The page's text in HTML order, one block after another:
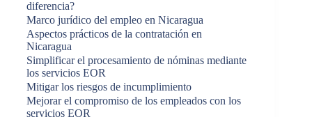
diferencia?
Marco jurídico del empleo en Nicaragua
Aspectos prácticos de la contratación en
Nicaragua
Simplificar el procesamiento de nóminas mediante
los servicios EOR
Mitigar los riesgos de incumplimiento
Mejorar el compromiso de los empleados con los
servicios EOR